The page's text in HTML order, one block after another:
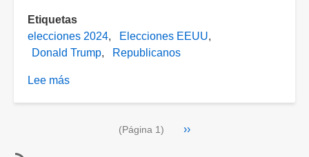
Etiquetas
elecciones 2024
Elecciones EEUU
Donald Trump
Republicanos
Lee más
conquistan(Página 1)
Siguiente
››